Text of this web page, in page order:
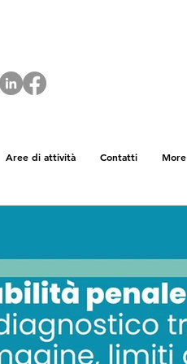
Aree di attività Contatti More